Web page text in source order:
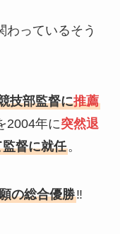
わっているそう
技部監督に推薦
2004年に突然退
督に就任。
の総合優勝‼